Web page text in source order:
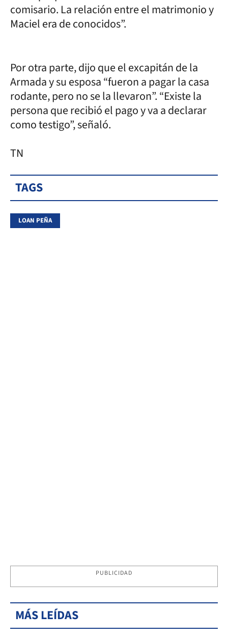
comisario. La relación entre el matrimonio y
Maciel era de conocidos”.
Por otra parte, dijo que el excapitán de la
Armada y su esposa “fueron a pagar la casa
rodante, pero no se la llevaron”. “Existe la
persona que recibió el pago y va a declarar
como testigo”, señaló.
TN
TAGS
LOAN PEÑA
PUBLICIDAD
MÁS LEÍDAS